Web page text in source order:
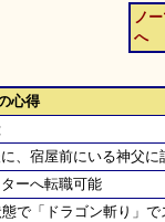
ノ
へ
心得
、宿屋前にいる神父に
ーへ転職可能
で「ドラゴン斬り」